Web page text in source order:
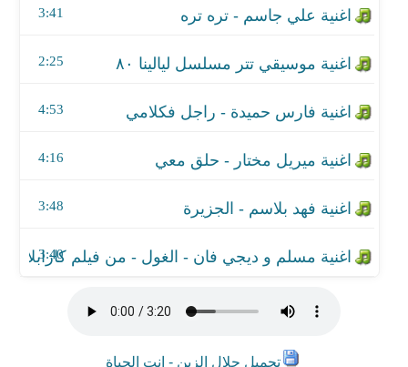
3:41
2:25
4:53
4:16
3:48
3:40
تحميل جلال الزين - انت الحياة